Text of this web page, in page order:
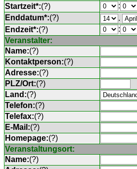
Startzeit*:(?)
:
Enddatum*:(?)
.
Endzeit*:(?)
:
Veranstalter:
Name:(?)
Kontaktperson:(?)
Adresse:(?)
PLZ/Ort:(?)
Land:(?)
Telefon:(?)
Telefax:(?)
E-Mail:(?)
Homepage:(?)
Veranstaltungsort:
Name:(?)